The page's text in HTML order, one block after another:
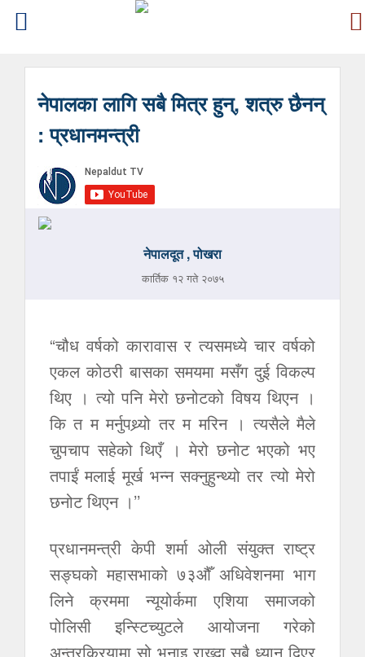
नेपालका लागि सबै मित्र हुन्, शत्रु छैनन्
: प्रधानमन्त्री
नेपालदूत , पोखरा
कार्तिक १२ गते २०७५
“चौध वर्षको कारावास र त्यसमध्ये चार वर्षको
एकल कोठरी बासका समयमा मसँग दुई विकल्प
थिए । त्यो पनि मेरो छनोटको विषय थिएन ।
कि त म मर्नुपथ्र्यो तर म मरिन । त्यसैले मैले
चुपचाप सहेको थिएँ । मेरो छनोट भएको भए
तपाईं मलाई मूर्ख भन्न सक्नुहुन्थ्यो तर त्यो मेरो
छनोट थिएन ।’’
प्रधानमन्त्री केपी शर्मा ओली संयुक्त राष्ट्र
सङ्घको महासभाको ७३औँ अधिवेशनमा भाग
लिने क्रममा न्यूयोर्कमा एशिया समाजको
पोलिसी इन्स्टिच्युटले आयोजना गरेको
अन्तरक्रियामा सो भनाइ राख्दा सबै ध्यान दिएर